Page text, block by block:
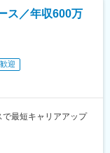
ス／年収600万
迎
で最短キャリアアップ